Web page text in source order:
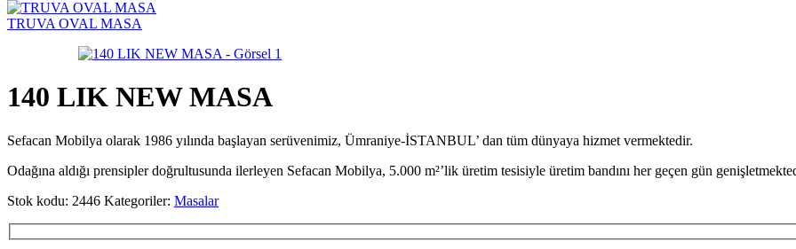
TRUVA OVAL MASA
140 LIK NEW MASA
Sefacan Mobilya olarak 1986 yılında başlayan serüvenimiz, Ümraniye-İSTANBUL’ dan tüm dünyaya hizmet vermektedir.
Odağına aldığı prensipler doğrultusunda ilerleyen Sefacan Mobilya, 5.000 m²’lik üretim tesisiyle üretim bandını her geçen gün
Stok kodu: 2446 Kategoriler: Masalar